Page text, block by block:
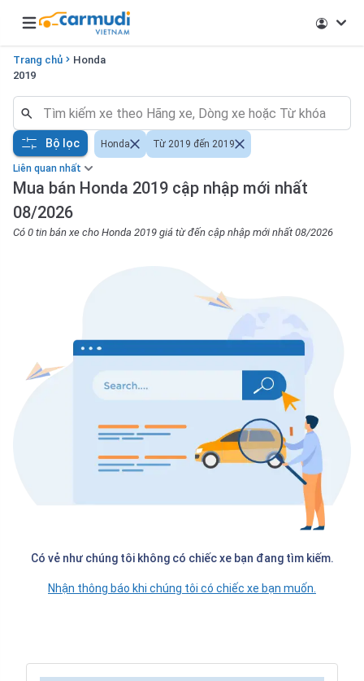
Open main menu
Trang chủ
Honda
2019
Liên quan nhất
Mua bán Honda 2019 cập nhập mới nhất
08/2026
Có 0 tin bán xe cho Honda 2019 giá từ đến cập nhập mới nhất 08/2026
Bộ lọc Honda Từ 2019 đến 2019
Có vẻ như chúng tôi không có chiếc xe bạn đang tìm kiếm.
Nhận thông báo khi chúng tôi có chiếc xe bạn muốn.